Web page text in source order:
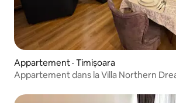
Appartement · Timișoara
Appartement dans la Villa Northern